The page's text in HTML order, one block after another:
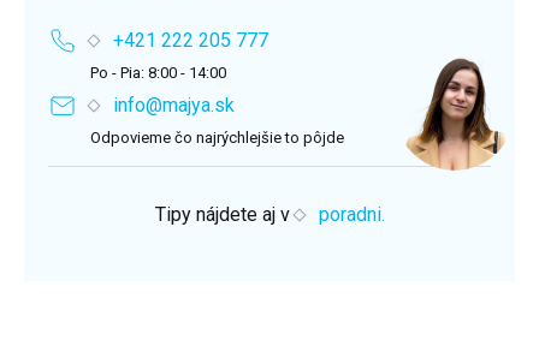
+421 222 205 777
Po - Pia: 8:00 - 14:00
info@majya.sk
Odpovieme čo najrýchlejšie to pôjde
Tipy nájdete aj v poradni.